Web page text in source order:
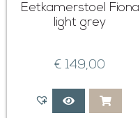
Eetkamerstoel Fiona
light grey
€ 149,00